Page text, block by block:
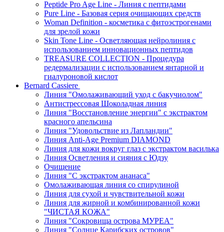
Peptide Pro Age Line - Линия с пептидами
Pure Line - Базовая серия очищающих средств
Woman Definition - косметика с фитоэстрогенами
для зрелой кожи
Skin Tone Line - Осветляющая нейролиния с
использованием инновационных пептидов
TREASURE COLLECTION - Процедура
редермализации с использованием янтарной и
гиалуроновой кислот
Bernard Cassiere
Линия "Омолаживающий уход с бакучиолом"
Антистрессовая Шоколадная линия
Линия "Восстановление энергии" с экстрактом
красного апельсина
Линия "Удовольствие из Лапландии"
Линия Anti-Age Premium DIAMOND
Линия для кожи вокруг глаз с экстрактом василька
Линия Осветления и сияния с Юдзу
Очищение
Линия "С экстрактом ананаса"
Омолаживающая линия со спирулиной
Линия для сухой и чувствительной кожи
Линия для жирной и комбинированной кожи
"ЧИСТАЯ КОЖА"
Линия "Сокровища острова МУРЕА"
Линия "Солнце Карибских островов"